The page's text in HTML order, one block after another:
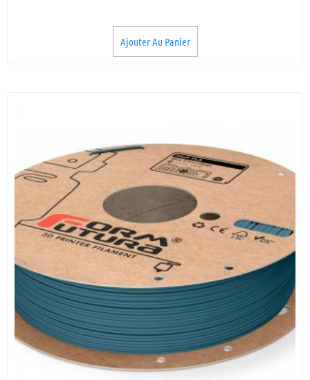
Ajouter Au Panier